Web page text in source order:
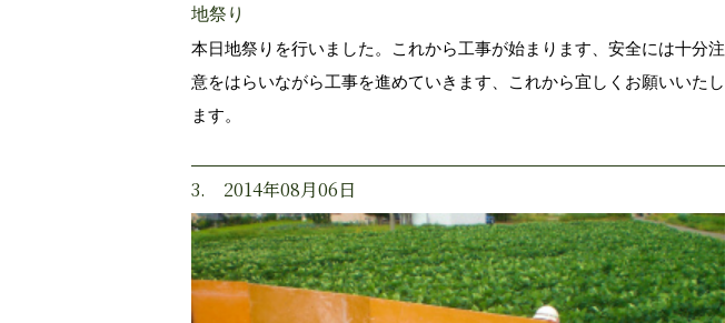
地祭り
本日地祭りを行いました。これから工事が始まります、安全には十分注
意をはらいながら工事を進めていきます、これから宜しくお願いいたし
ます。
3. 2014年08月06日